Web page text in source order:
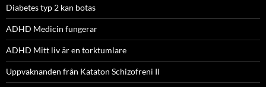
Diabetes typ 2 kan botas
ADHD Medicin fungerar
ADHD Mitt liv är en torktumlare
Uppvaknanden från Kataton Schizofreni II